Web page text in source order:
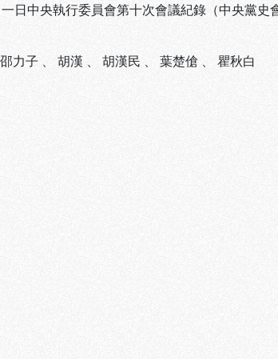
日中央執行委員會第十次會議紀錄（中央黨史
邵力子 、 胡漢 、 胡漢民 、 葉楚傖 、 瞿秋白